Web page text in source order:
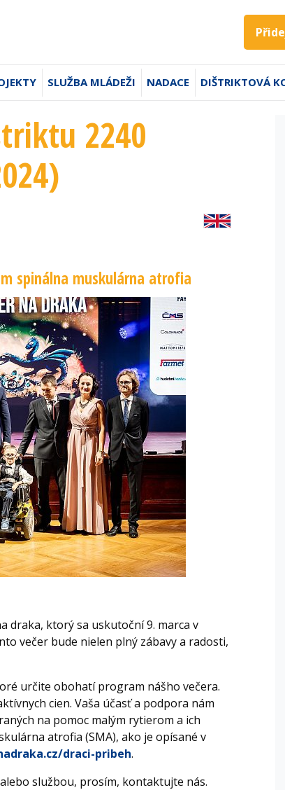
SLUŽBA MLÁDEŽI NADACE DIŠTRIKTOVÁ
2240
spinálna muskulárna atrofia
draka, ktorý sa uskutoční 9. marca v
večer bude nielen plný zábavy a radosti,
určite obohatí program nášho večera.
cien. Vaša účasť a podpora nám
na pomoc malým rytierom a ich
atrofia (SMA), ako je opísané v
draci-pribeh.
službou, prosím, kontaktujte nás.